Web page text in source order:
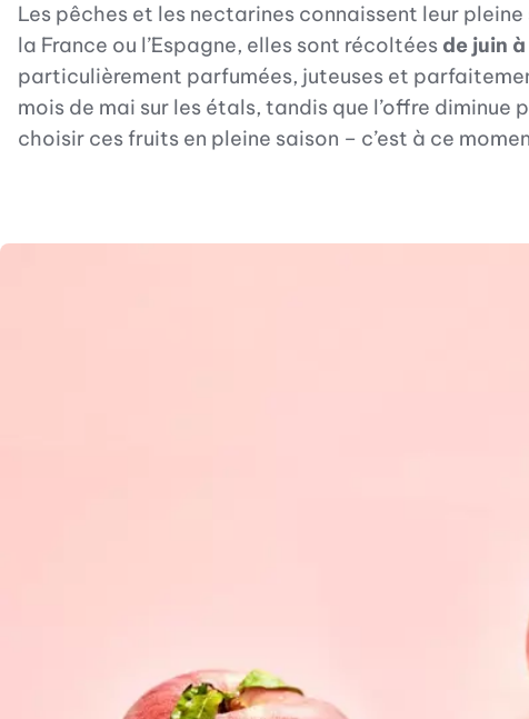
Les pêches et les nectarines connaissent leur pleine
la France ou l’Espagne, elles sont récoltées de juin
particulièrement parfumées, juteuses et
mois de mai sur les étals, tandis que l’offre
choisir ces fruits en pleine saison – c’est à ce